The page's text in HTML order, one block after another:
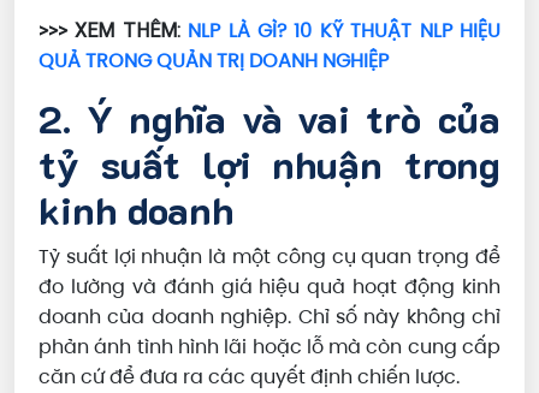
>>> XEM THÊM: NLP LÀ GÌ? 10 KỸ THUẬT NLP HIỆU
QUẢ TRONG QUẢN TRỊ DOANH NGHIỆP
2. Ý nghĩa và vai trò của
tỷ suất lợi nhuận trong
kinh doanh
Tỷ suất lợi nhuận là một công cụ quan trọng để
đo lường và đánh giá hiệu quả hoạt động kinh
doanh của doanh nghiệp. Chỉ số này không chỉ
phản ánh tình hình lãi hoặc lỗ mà còn cung cấp
căn cứ để đưa ra các quyết định chiến lược.